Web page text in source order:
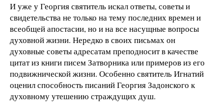
И уже у Георгия святитель искал ответы, советы и
свидетельства не только на тему последних времен и
всеобщей апостасии, но и на все насущные вопросы
духовной жизни. Нередко в своих письмах он
духовные советы адресатам преподносит в качестве
цитат из книги писем Затворника или примеров из его
подвижнической жизни. Особенно святитель Игнатий
оценил способность писаний Георгия Задонского к
духовному утешению страждущих душ.